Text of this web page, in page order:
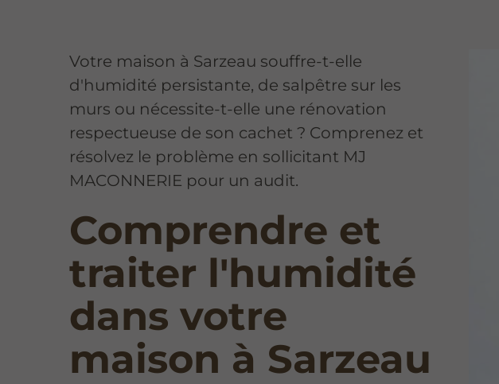
Votre maison à Sarzeau souffre-t-elle
d'humidité persistante, de salpêtre sur les
murs ou nécessite-t-elle une rénovation
respectueuse de son cachet ? Comprenez et
résolvez le problème en sollicitant MJ
MACONNERIE pour un audit.
Comprendre et
traiter l'humidité
dans votre
maison à Sarzeau